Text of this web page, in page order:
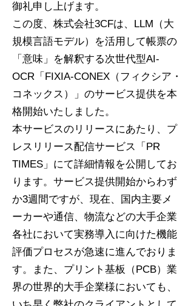
御礼申し上げます。
この度、株式会社3CFは、LLM（大
規模言語モデル）を活用して帳票の
「意味」を解釈する次世代型AI-
OCR「FIXIA-CONEX（フィクシア・
コネックス）」のサービス提供を本
格開始いたしました。
本サービスのリリースにあたり、プ
レスリリース配信サービス「PR
TIMES」にて詳細情報を公開してお
ります。サービス提供開始からわず
か3週間ですが、現在、国内主要メ
ーカーや通信、物流などの大手企業
各社において実務導入に向けた機能
評価プロセスが急速に進んでおりま
す。また、プリント基板（PCB）業
界の世界的大手企業様においても、